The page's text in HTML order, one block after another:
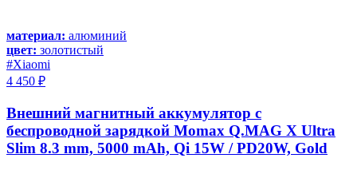
материал: алюминий
цвет: золотистый
#Xiaomi
4 450 ₽
Внешний магнитный аккумулятор с
беспроводной зарядкой Momax Q.MAG X Ultra
Slim 8.3 mm, 5000 mAh, Qi 15W / PD20W, Gold